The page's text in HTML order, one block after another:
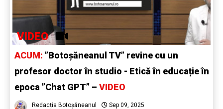
VIDEO
ACUM: ”Botoșăneanul TV” revine cu un
profesor doctor în studio - Etică în educație în
epoca ”Chat GPT” – VIDEO
Redacția Botoșăneanul Sep 09, 2025